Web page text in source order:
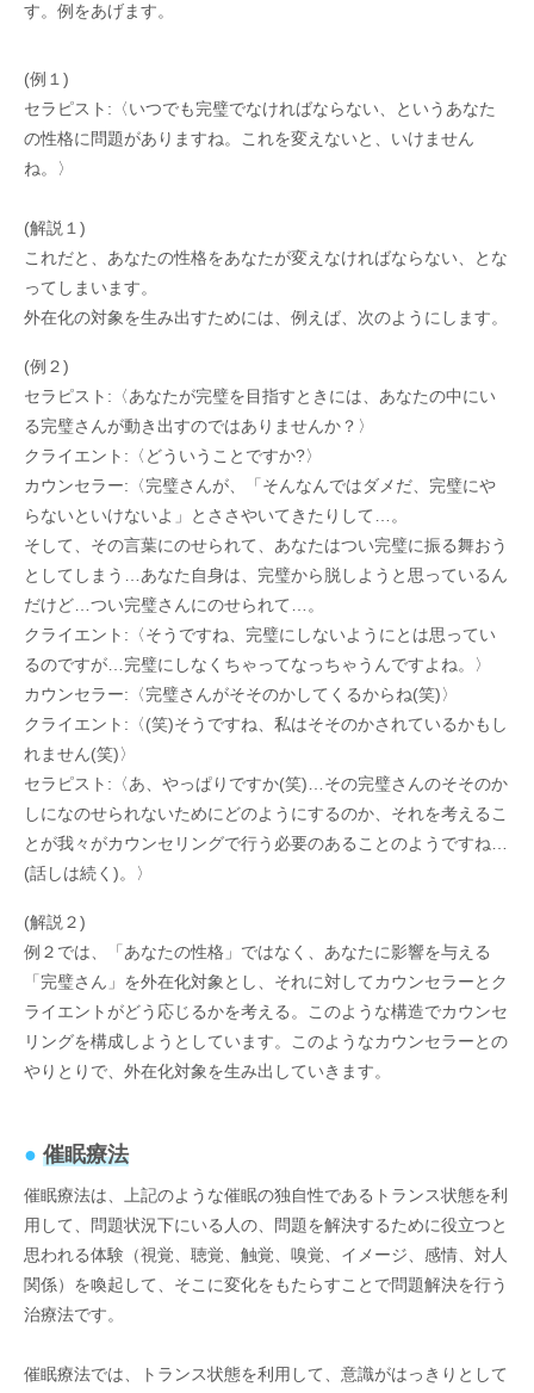
す。例をあげます。
(例１)
セラピスト:〈いつでも完璧でなければならない、というあなた
の性格に問題がありますね。これを変えないと、いけません
ね。〉
(解説１)
これだと、あなたの性格をあなたが変えなければならない、とな
ってしまいます。
外在化の対象を生み出すためには、例えば、次のようにします。
(例２)
セラピスト:〈あなたが完璧を目指すときには、あなたの中にい
る完璧さんが動き出すのではありませんか？〉
クライエント:〈どういうことですか?〉
カウンセラー:〈完璧さんが、「そんなんではダメだ、完璧にや
らないといけないよ」とささやいてきたりして…。
そして、その言葉にのせられて、あなたはつい完璧に振る舞おう
としてしまう…あなた自身は、完璧から脱しようと思っているん
だけど…つい完璧さんにのせられて…。
クライエント:〈そうですね、完璧にしないようにとは思ってい
るのですが…完璧にしなくちゃってなっちゃうんですよね。〉
カウンセラー:〈完璧さんがそそのかしてくるからね(笑)〉
クライエント:〈(笑)そうですね、私はそそのかされているかもし
れません(笑)〉
セラピスト:〈あ、やっぱりですか(笑)…その完璧さんのそそのか
しになのせられないためにどのようにするのか、それを考えるこ
とが我々がカウンセリングで行う必要のあることのようですね…
(話しは続く)。〉
(解説２)
例２では、「あなたの性格」ではなく、あなたに影響を与える
「完璧さん」を外在化対象とし、それに対してカウンセラーとク
ライエントがどう応じるかを考える。このような構造でカウンセ
リングを構成しようとしています。このようなカウンセラーとの
やりとりで、外在化対象を生み出していきます。
● 催眠療法
催眠療法は、上記のような催眠の独自性であるトランス状態を利
用して、問題状況下にいる人の、問題を解決するために役立つと
思われる体験（視覚、聴覚、触覚、嗅覚、イメージ、感情、対人
関係）を喚起して、そこに変化をもたらすことで問題解決を行う
治療法です。
催眠療法では、トランス状態を利用して、意識がはっきりとして